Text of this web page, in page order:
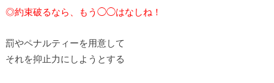
◎約束破るなら、もう◯◯はなしね！
罰やペナルティーを用意して
それを抑止力にしようとする